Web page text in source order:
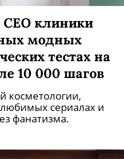
CEO клиники
модных
тестах на
10 000 шагов
косметологии,
сериалах и
фанатизма.